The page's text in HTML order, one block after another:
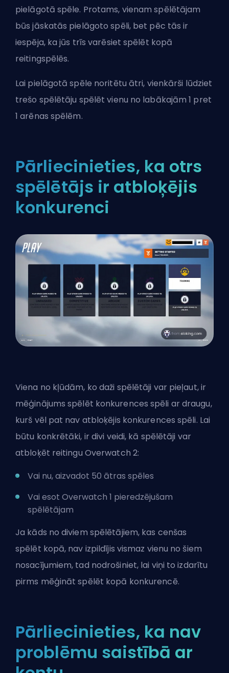
pielāgotā spēle. Protams, vienam spēlētājam
būs jāskatās pielāgoto spēli, bet pēc tās ir
iespēja, ka jūs trīs varēsiet spēlēt kopā
reitingspēlēs.
Lai pielāgotā spēle noritētu ātri, vienkārši lūdziet
trešo spēlētāju spēlēt vienu no labākajām 1 pret
1 arēnas spēlēm.
Pārliecinieties, ka otrs
spēlētājs ir atbloķējis
konkurenci
Viena no kļūdām, ko daži spēlētāji var pieļaut, ir
mēģinājums spēlēt konkurences spēli ar draugu,
kurš vēl pat nav atbloķējis konkurences spēli. Lai
būtu konkrētāki, ir divi veidi, kā spēlētāji var
atbloķēt reitingu Overwatch 2:
Vai nu, aizvadot 50 ātras spēles
Vai esot Overwatch 1 pieredzējušam
spēlētājam
Ja kāds no diviem spēlētājiem, kas cenšas
spēlēt kopā, nav izpildījis vismaz vienu no šiem
nosacījumiem, tad nodrošiniet, lai viņi to izdarītu
pirms mēģināt spēlēt kopā konkurencē.
Pārliecinieties, ka nav
problēmu saistībā ar